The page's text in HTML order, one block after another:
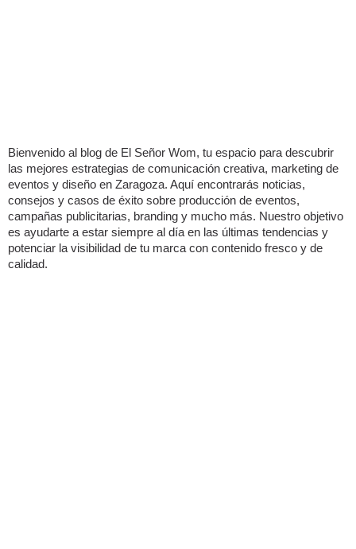
Bienvenido al blog de El Señor Wom, tu espacio para descubrir
las mejores estrategias de comunicación creativa, marketing de
eventos y diseño en Zaragoza. Aquí encontrarás noticias,
consejos y casos de éxito sobre producción de eventos,
campañas publicitarias, branding y mucho más. Nuestro objetivo
es ayudarte a estar siempre al día en las últimas tendencias y
potenciar la visibilidad de tu marca con contenido fresco y de
calidad.